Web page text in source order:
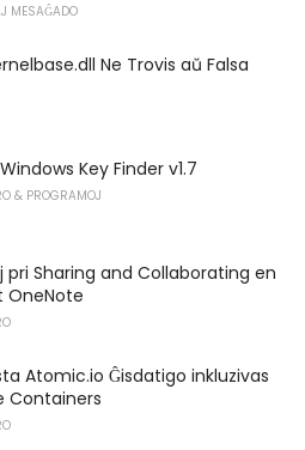
MESAĜADO
Ne Trovis aŭ Falsa
Key Finder v1.7
& PROGRAMOJ
pri Sharing and Collaborating en
OneNote
Atomic.io Ĝisdatigo inkluzivas
Containers